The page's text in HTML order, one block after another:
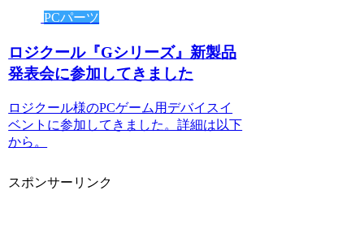
PCパーツ
ロジクール『Gシリーズ』新製品
発表会に参加してきました
ロジクール様のPCゲーム用デバイスイ
ベントに参加してきました。詳細は以下
から。
スポンサーリンク